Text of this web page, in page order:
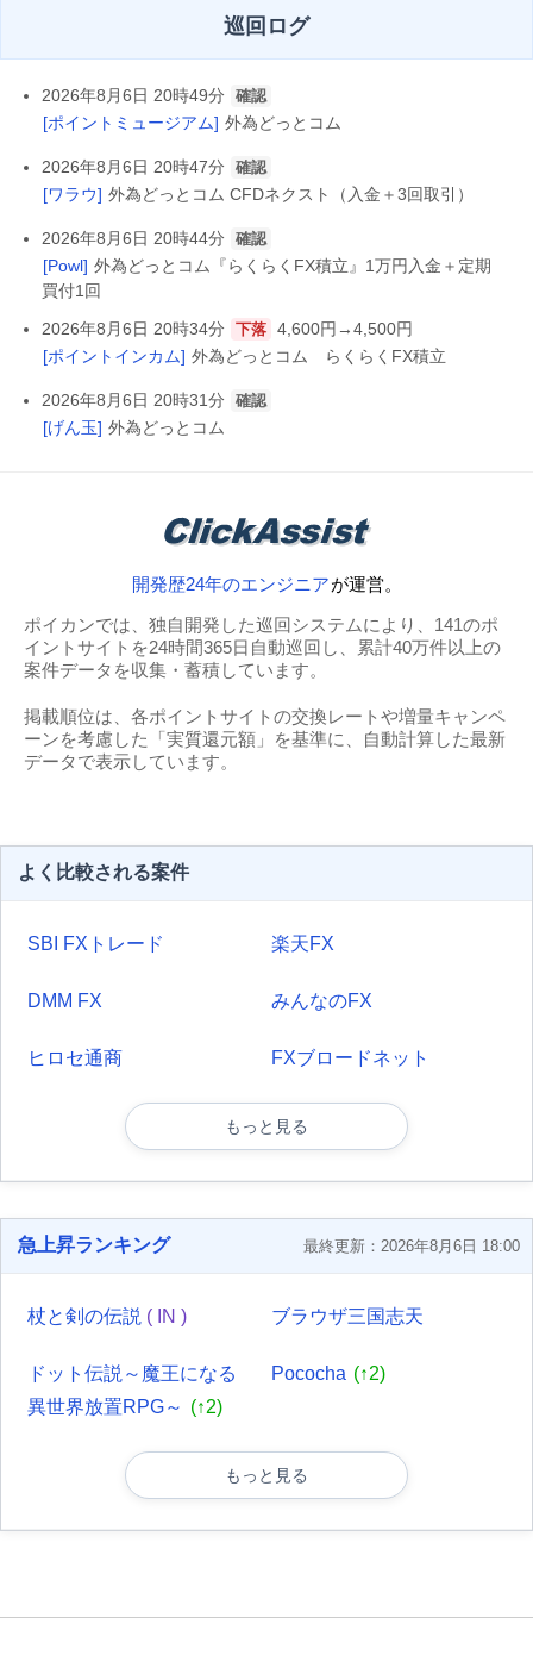
巡回ログ
2026年8月6日 20時49分 確認
[ポイントミュージアム] 外為どっとコム
2026年8月6日 20時47分 確認
[ワラウ] 外為どっとコム CFDネクスト（入金＋3回取引）
2026年8月6日 20時44分 確認
[Powl] 外為どっとコム『らくらくFX積立』1万円入金＋定期
買付1回
2026年8月6日 20時34分
下落 4,600円→4,500円
[ポイントインカム] 外為どっとコム らくらくFX積立
2026年8月6日 20時31分 確認
[げん玉] 外為どっとコム
開発歴24年のエンジニアが運営。
ポイカンでは、独自開発した巡回システムにより、141のポ
イントサイトを24時間365日自動巡回し、累計40万件以上の
案件データを収集・蓄積しています。
掲載順位は、各ポイントサイトの交換レートや増量キャンペ
ーンを考慮した「実質還元額」を基準に、自動計算した最新
データで表示しています。
よく比較される案件
SBI FXトレード 楽天FX
DMM FX みんなのFX
ヒロセ通商 FXブロードネット
もっと見る
急上昇ランキング 最終更新：2026年8月6日 18:00
杖と剣の伝説 ( IN ) ブラウザ三国志天
ドット伝説～魔王になる
異世界放置RPG～ (↑2)
Pococha (↑2)
もっと見る